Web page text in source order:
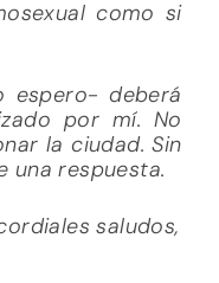
como si
espero- deberá
por mí. No
la ciudad. Sin
una respuesta.
saludos,